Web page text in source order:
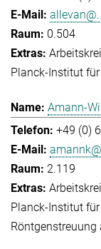
0.504
Planck-Institut
Amann-
+49 (0)
2.119
Planck-Institut
Röntgenstreuung